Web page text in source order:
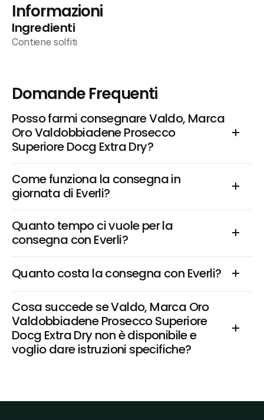
Informazioni
Ingredienti
Contiene solfiti
Domande Frequenti
Posso farmi consegnare Valdo, Marca
Oro Valdobbiadene Prosecco
Superiore Docg Extra Dry?
Come funziona la consegna in
giornata di Everli?
Quanto tempo ci vuole per la
consegna con Everli?
Quanto costa la consegna con Everli?
Cosa succede se Valdo, Marca Oro
Valdobbiadene Prosecco Superiore
Docg Extra Dry non è disponibile e
voglio dare istruzioni specifiche?